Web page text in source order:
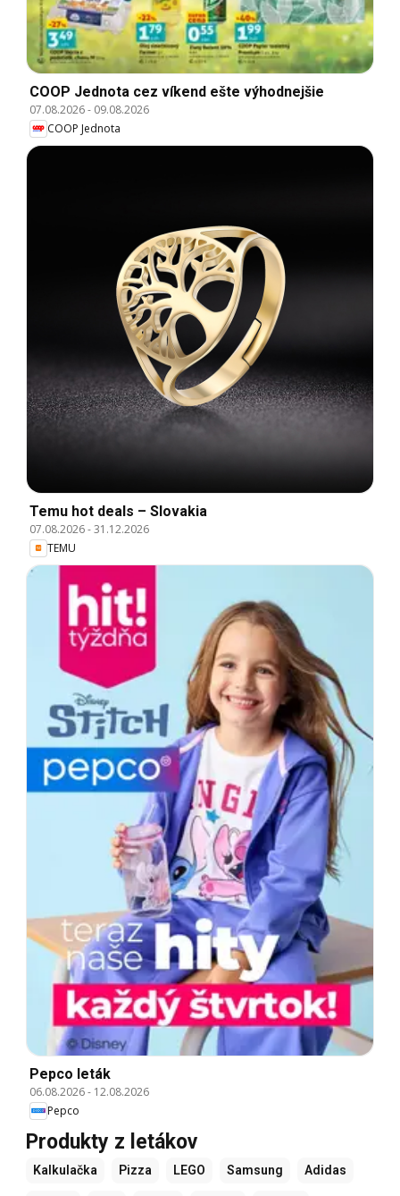
COOP Jednota cez víkend ešte výhodnejšie
07.08.2026- 09.08.2026
COOP Jednota
Temu hot deals – Slovakia
07.08.2026-31.12.2026
TEMU
Pepco leták
06.08.2026- 12.08.2026
Pepco
Produkty z letákov
Kalkulačka Pizza LEGO Samsung Adidas